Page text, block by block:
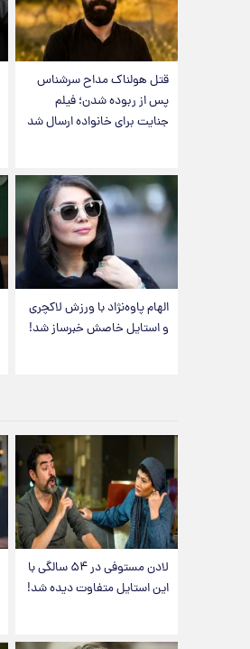
قتل هولناک مداح سرشناس
پس از ربوده شدن؛ فیلم
جنایت برای خانواده ارسال شد
الهام پاوه‌نژاد با ورزش لاکچری
و استایل خاصش خبرساز شد!
لادن مستوفی در ۵۴ سالگی با
این استایل متفاوت دیده شد!